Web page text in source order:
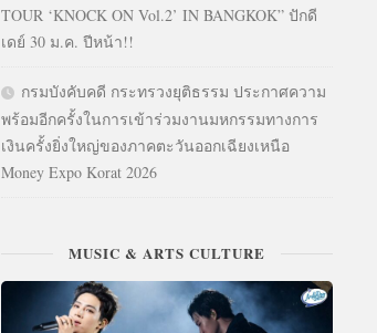
TOUR ‘KNOCK ON Vol.2’ IN BANGKOK” ปักดี
เดย์ 30 ม.ค. ปีหน้า!!
กรมบังคับคดี กระทรวงยุติธรรม ประกาศความ
พร้อมอีกครั้งในการเข้าร่วมงานมหกรรมทางการ
เงินครั้งยิ่งใหญ่ของภาคตะวันออกเฉียงเหนือ
Money Expo Korat 2026
MUSIC & ARTS CULTURE